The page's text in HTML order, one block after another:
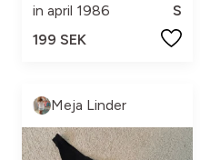
in april 1986
S
199 SEK
Meja Linder